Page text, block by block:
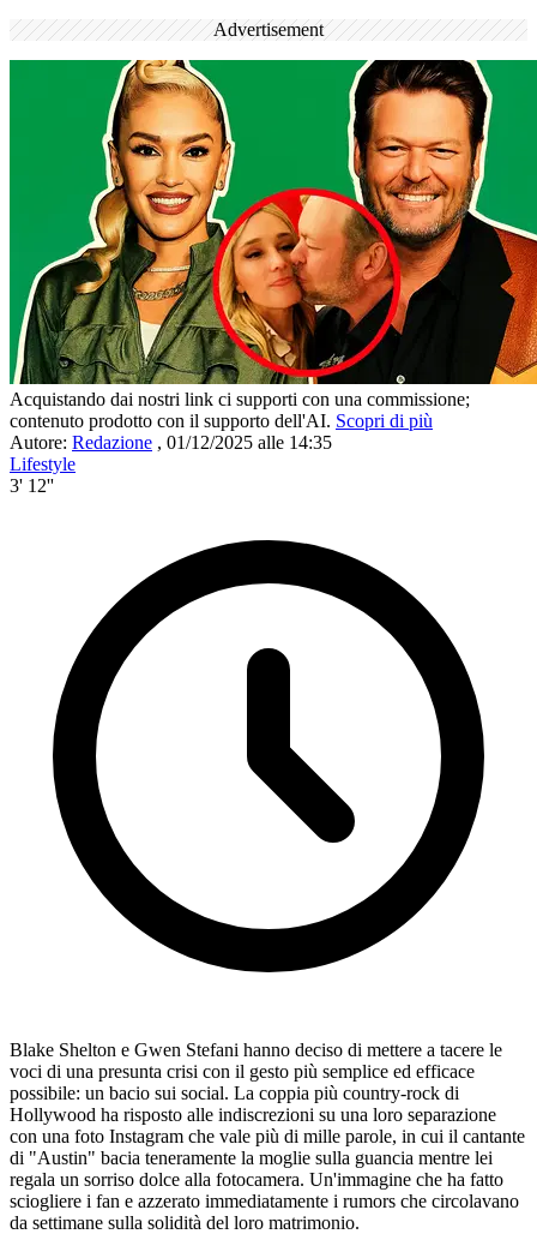
Advertisement
Acquistando dai nostri link ci supporti con una commissione;
contenuto prodotto con il supporto dell'AI. Scopri di più
Autore: Redazione , 01/12/2025 alle 14:35
Lifestyle
3' 12''
Blake Shelton e Gwen Stefani hanno deciso di mettere a tacere le
voci di una presunta crisi con il gesto più semplice ed efficace
possibile: un bacio sui social. La coppia più country-rock di
Hollywood ha risposto alle indiscrezioni su una loro separazione
con una foto Instagram che vale più di mille parole, in cui il cantante
di "Austin" bacia teneramente la moglie sulla guancia mentre lei
regala un sorriso dolce alla fotocamera. Un'immagine che ha fatto
sciogliere i fan e azzerato immediatamente i rumors che circolavano
da settimane sulla solidità del loro matrimonio.